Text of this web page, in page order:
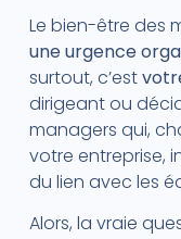
Le bien-être des
une urgence
surtout, c’est
dirigeant ou
managers qui,
votre entreprise,
du lien avec les
Alors, la vraie